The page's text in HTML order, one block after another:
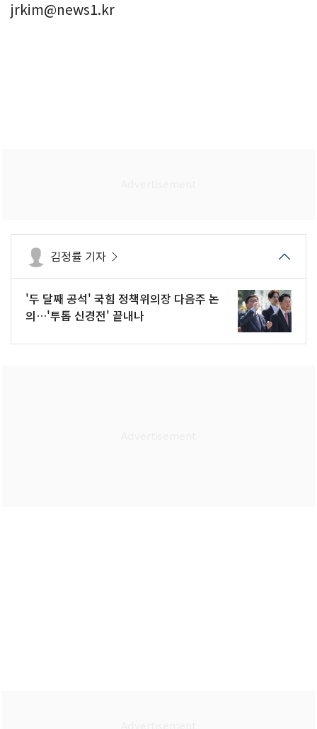
jrkim@news1.kr
김정률 기자
'두 달째 공석' 국힘 정책위의장 다음주 논
의…'투톱 신경전' 끝내나